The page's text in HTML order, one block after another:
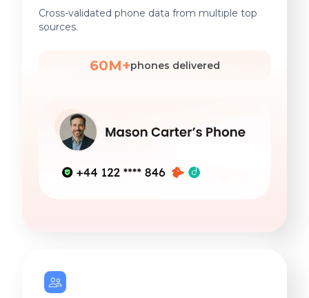
Cross-validated phone data from multiple top
sources.
60M+phones delivered